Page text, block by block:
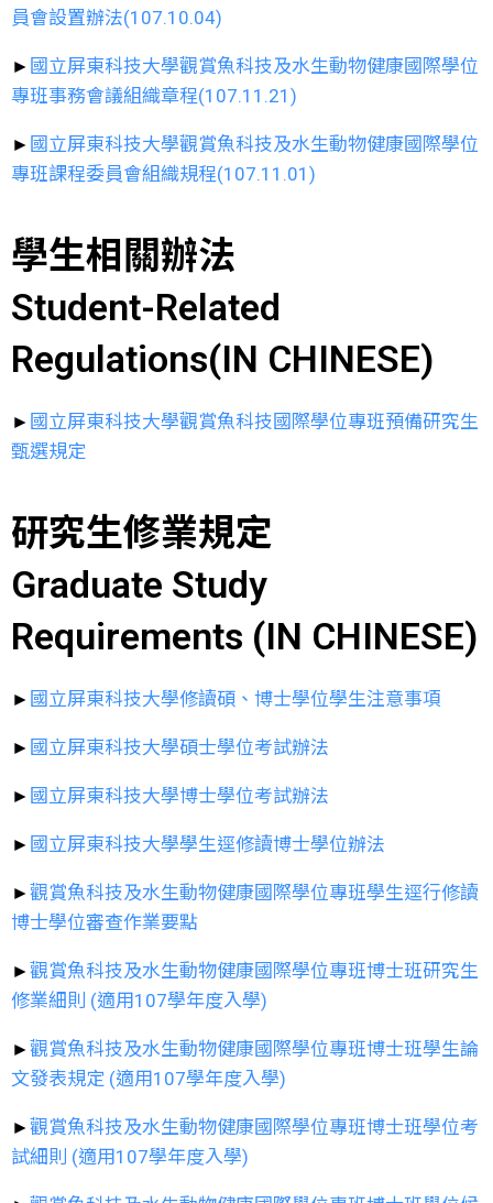
員會設置辦法(107.10.04)
► 國立屏東科技大學觀賞魚科技及水生動物健康國際學位
專班事務會議組織章程(107.11.21)
► 國立屏東科技大學觀賞魚科技及水生動物健康國際學位
專班課程委員會組織規程(107.11.01)
學生相關辦法
Student-Related
Regulations(IN CHINESE)
► 國立屏東科技大學觀賞魚科技國際學位專班預備研究生
甄選規定
研究生修業規定
Graduate Study
Requirements (IN CHINESE)
► 國立屏東科技大學修讀碩、博士學位學生注意事項
► 國立屏東科技大學碩士學位考試辦法
► 國立屏東科技大學博士學位考試辦法
► 國立屏東科技大學學生逕修讀博士學位辦法
► 觀賞魚科技及水生動物健康國際學位專班學生逕行修讀
博士學位審查作業要點
► 觀賞魚科技及水生動物健康國際學位專班博士班研究生
修業細則 (適用107學年度入學)
► 觀賞魚科技及水生動物健康國際學位專班博士班學生論
文發表規定 (適用107學年度入學)
► 觀賞魚科技及水生動物健康國際學位專班博士班學位考
試細則 (適用107學年度入學)